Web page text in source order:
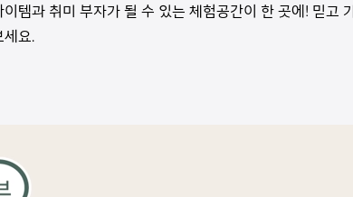
템과 취미 부자가 될 수 있는 체험공간이 한 곳에! 믿
세요.